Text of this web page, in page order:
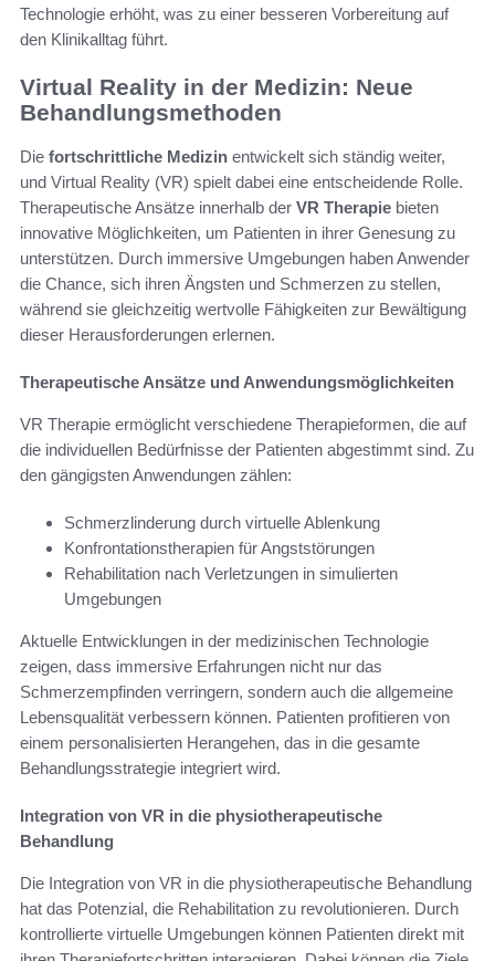
Technologie erhöht, was zu einer besseren Vorbereitung auf
den Klinikalltag führt.
Virtual Reality in der Medizin: Neue
Behandlungsmethoden
Die fortschrittliche Medizin entwickelt sich ständig weiter,
und Virtual Reality (VR) spielt dabei eine entscheidende Rolle.
Therapeutische Ansätze innerhalb der VR Therapie bieten
innovative Möglichkeiten, um Patienten in ihrer Genesung zu
unterstützen. Durch immersive Umgebungen haben Anwender
die Chance, sich ihren Ängsten und Schmerzen zu stellen,
während sie gleichzeitig wertvolle Fähigkeiten zur Bewältigung
dieser Herausforderungen erlernen.
Therapeutische Ansätze und Anwendungsmöglichkeiten
VR Therapie ermöglicht verschiedene Therapieformen, die auf
die individuellen Bedürfnisse der Patienten abgestimmt sind. Zu
den gängigsten Anwendungen zählen:
Schmerzlinderung durch virtuelle Ablenkung
Konfrontationstherapien für Angststörungen
Rehabilitation nach Verletzungen in simulierten
Umgebungen
Aktuelle Entwicklungen in der medizinischen Technologie
zeigen, dass immersive Erfahrungen nicht nur das
Schmerzempfinden verringern, sondern auch die allgemeine
Lebensqualität verbessern können. Patienten profitieren von
einem personalisierten Herangehen, das in die gesamte
Behandlungsstrategie integriert wird.
Integration von VR in die physiotherapeutische
Behandlung
Die Integration von VR in die physiotherapeutische Behandlung
hat das Potenzial, die Rehabilitation zu revolutionieren. Durch
kontrollierte virtuelle Umgebungen können Patienten direkt mit